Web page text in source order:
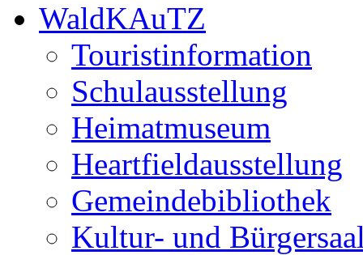
WaldKAuTZ
Touristinformation
Schulausstellung
Heimatmuseum
Heartfieldausstellung
Gemeindebibliothek
Kultur- und